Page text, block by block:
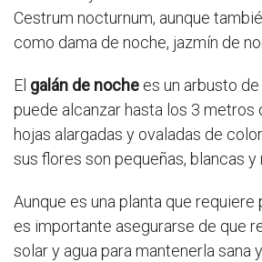
Cestrum nocturnum, aunque
como dama de noche, jazmín de
El galán de noche es un arbusto
puede alcanzar hasta los 3 metros
hojas alargadas y ovaladas de
sus flores son pequeñas, blancas y
Aunque es una planta que
es importante asegurarse de que
solar y agua para mantenerla sana